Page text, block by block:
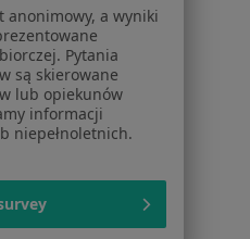
wyszukiwania
prasowe
anonimowy, a wyniki
Pytania
są skierowane
lub opiekunów
informacji
niepełnoletnich.